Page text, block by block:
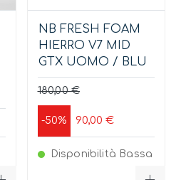
NB FRESH FOAM
HIERRO V7 MID
GTX UOMO / BLU
180,00 €
-50% 90,00 €
Disponibilità Bassa